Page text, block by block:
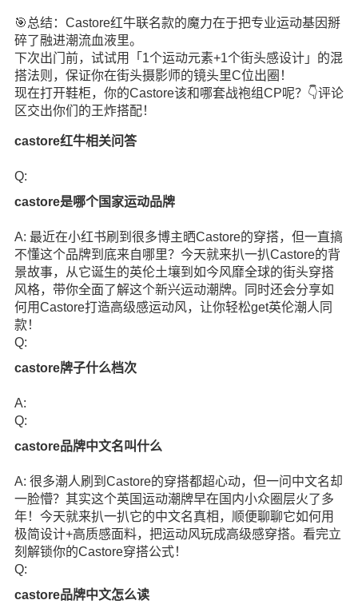
🎯总结：Castore红牛联名款的魔力在于把专业运动基因掰
碎了融进潮流血液里。
下次出门前，试试用「1个运动元素+1个街头感设计」的混
搭法则，保证你在街头摄影师的镜头里C位出圈！
现在打开鞋柜，你的Castore该和哪套战袍组CP呢？👇评论
区交出你们的王炸搭配！
castore红牛相关问答
Q:
castore是哪个国家运动品牌
A: 最近在小红书刷到很多博主晒Castore的穿搭，但一直搞
不懂这个品牌到底来自哪里？今天就来扒一扒Castore的背
景故事，从它诞生的英伦土壤到如今风靡全球的街头穿搭
风格，带你全面了解这个新兴运动潮牌。同时还会分享如
何用Castore打造高级感运动风，让你轻松get英伦潮人同
款！
Q:
castore牌子什么档次
A:
Q:
castore品牌中文名叫什么
A: 很多潮人刷到Castore的穿搭都超心动，但一问中文名却
一脸懵？其实这个英国运动潮牌早在国内小众圈层火了多
年！今天就来扒一扒它的中文名真相，顺便聊聊它如何用
极简设计+高质感面料，把运动风玩成高级感穿搭。看完立
刻解锁你的Castore穿搭公式！
Q:
castore品牌中文怎么读